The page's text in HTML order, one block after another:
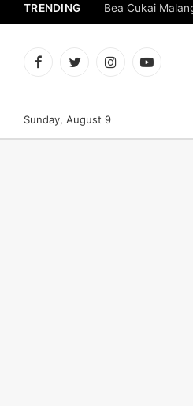
TRENDING Bea Cukai
FacebookTwitterInstagramYouTube
Sunday, August 9